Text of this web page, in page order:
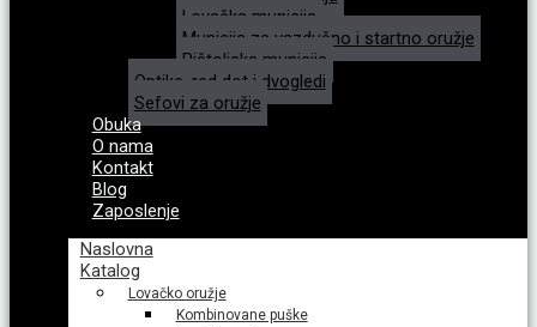
Lovačka municija
Municija za vazdušno i startno oružje
Pištoljska municija
Optike, red dot i dvogledi
Sefovi za oružje
Obuka
O nama
Kontakt
Blog
Zaposlenje
Naslovna
Katalog
Lovačko oružje
Kombinovane puške